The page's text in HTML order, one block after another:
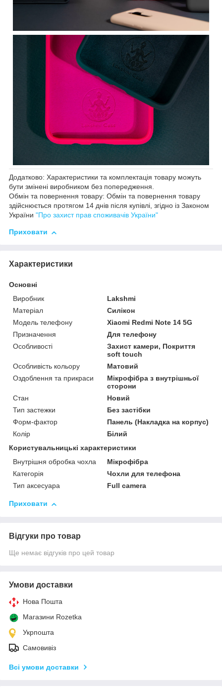
Додатково: Характеристики та комплектація товару можуть
бути змінені виробником без попередження.
Обмін та повернення товару: Обмін та повернення товару
здійснюється протягом 14 днів після купівлі, згідно із Законом
України "Про захист прав споживачів України"
Приховати
Характеристики
Основні
Виробник
Lakshmi
Матеріал
Силікон
Модель телефону
Xiaomi Redmi Note 14 5G
Призначення
Для телефону
Особливості
Захист камери, Покриття
soft touch
Особливість кольору
Матовий
Оздоблення та прикраси
Мікрофібра з внутрішньої
сторони
Стан
Новий
Тип застежки
Без застібки
Форм-фактор
Панель (Накладка на корпус)
Колір
Білий
Користувальницькі характеристики
Внутрішня обробка чохла
Мікрофібра
Категорія
Чохли для телефона
Тип аксесуара
Full camera
Приховати
Відгуки про товар
Ще немає відгуків про цей товар
Умови доставки
Нова Пошта
Магазини Rozetka
Укрпошта
Самовивіз
Всі умови доставки